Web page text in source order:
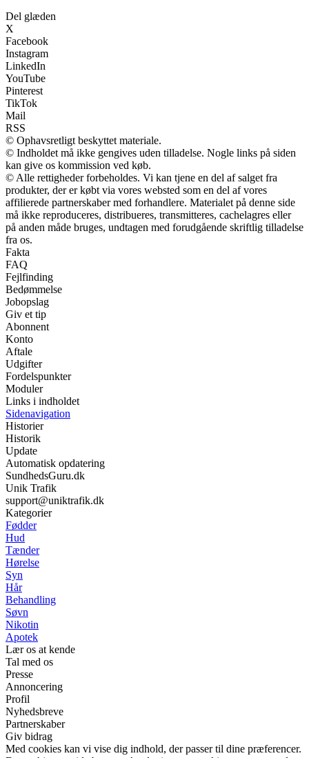
Del glæden
X
Facebook
Instagram
LinkedIn
YouTube
Pinterest
TikTok
Mail
RSS
© Ophavsretligt beskyttet materiale.
© Indholdet må ikke gengives uden tilladelse. Nogle links på siden
kan give os kommission ved køb.
© Alle rettigheder forbeholdes. Vi kan tjene en del af salget fra
produkter, der er købt via vores websted som en del af vores
affilierede partnerskaber med forhandlere. Materialet på denne side
må ikke reproduceres, distribueres, transmitteres, cachelagres eller
på anden måde bruges, undtagen med forudgående skriftlig tilladelse
fra os.
Fakta
FAQ
Fejlfinding
Bedømmelse
Jobopslag
Giv et tip
Abonnent
Konto
Aftale
Udgifter
Fordelspunkter
Moduler
Links i indholdet
Sidenavigation
Historier
Historik
Update
Automatisk opdatering
SundhedsGuru.dk
Unik Trafik
support@uniktrafik.dk
Kategorier
Fødder
Hud
Tænder
Hørelse
Syn
Hår
Behandling
Søvn
Nikotin
Apotek
Lær os at kende
Tal med os
Presse
Annoncering
Profil
Nyhedsbreve
Partnerskaber
Giv bidrag
Med cookies kan vi vise dig indhold, der passer til dine præferencer.